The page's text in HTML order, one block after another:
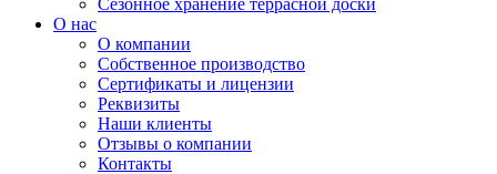
Сезонное хранение террасной доски
О нас
О компании
Собственное производство
Сертификаты и лицензии
Реквизиты
Наши клиенты
Отзывы о компании
Контакты